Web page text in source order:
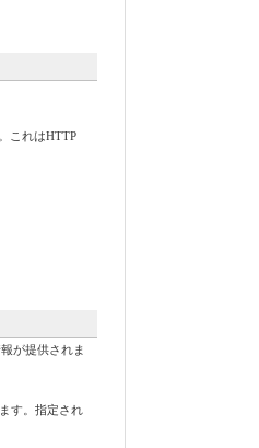
これはHTTP
が提供されま
す。指定され